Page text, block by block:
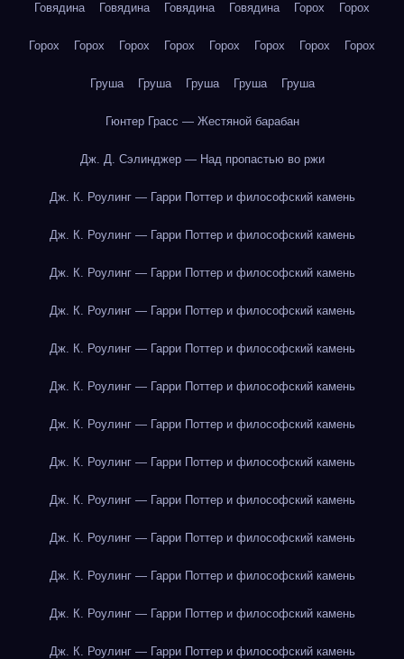
Говядина Говядина Говядина Говядина Горох Горох
Горох Горох Горох Горох Горох Горох Горох Горох
Груша Груша Груша Груша Груша
Гюнтер Грасс — Жестяной барабан
Дж. Д. Сэлинджер — Над пропастью во ржи
Дж. К. Роулинг — Гарри Поттер и философский камень
Дж. К. Роулинг — Гарри Поттер и философский камень
Дж. К. Роулинг — Гарри Поттер и философский камень
Дж. К. Роулинг — Гарри Поттер и философский камень
Дж. К. Роулинг — Гарри Поттер и философский камень
Дж. К. Роулинг — Гарри Поттер и философский камень
Дж. К. Роулинг — Гарри Поттер и философский камень
Дж. К. Роулинг — Гарри Поттер и философский камень
Дж. К. Роулинг — Гарри Поттер и философский камень
Дж. К. Роулинг — Гарри Поттер и философский камень
Дж. К. Роулинг — Гарри Поттер и философский камень
Дж. К. Роулинг — Гарри Поттер и философский камень
Дж. К. Роулинг — Гарри Поттер и философский камень